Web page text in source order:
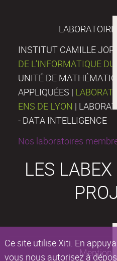
Ce site utilise Xiti. En
vous nous autorisez à
INSTITUT CAMILLE
DE L’INFORMATIQUE
UNITÉ DE
APPLIQUÉES |
ENS DE LYON |
- DATA INTELLIGENCE
Nos laboratoires
LES